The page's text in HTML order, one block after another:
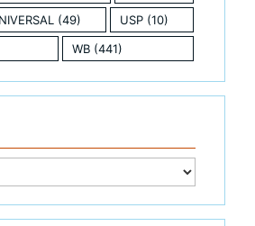
(49) USP (10)
WB (441)